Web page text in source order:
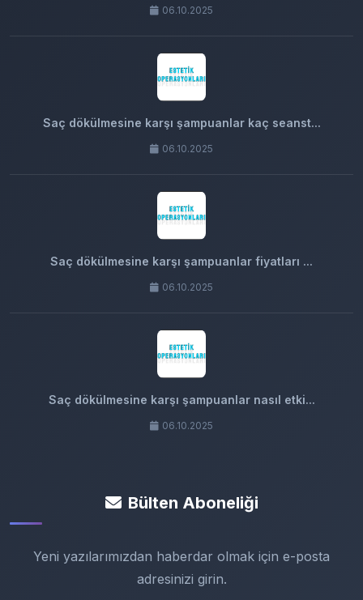
06.10.2025
Saç dökülmesine karşı şampuanlar kaç seanst...
06.10.2025
Saç dökülmesine karşı şampuanlar fiyatları ...
06.10.2025
Saç dökülmesine karşı şampuanlar nasıl etki...
06.10.2025
Bülten Aboneliği
Yeni yazılarımızdan haberdar olmak için e-posta
adresinizi girin.